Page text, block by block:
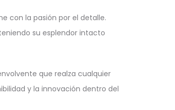
con la pasión por el detalle.
su esplendor intacto
que realza cualquier
y la innovación dentro del